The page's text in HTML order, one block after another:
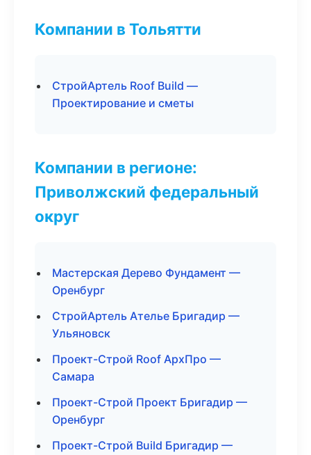
Компании в Тольятти
СтройАртель Roof Build —
Проектирование и сметы
Компании в регионе:
Приволжский федеральный
округ
Мастерская Дерево Фундамент —
Оренбург
СтройАртель Ателье Бригадир —
Ульяновск
Проект-Строй Roof АрхПро —
Самара
Проект-Строй Проект Бригадир —
Оренбург
Проект-Строй Build Бригадир —